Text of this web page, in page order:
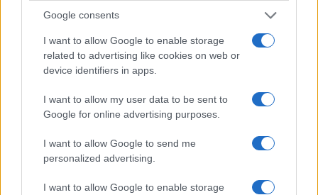
Google consents
I want to allow Google to enable storage
related to advertising like cookies on web or
device identifiers in apps.
I want to allow my user data to be sent to
Google for online advertising purposes.
I want to allow Google to send me
personalized advertising.
I want to allow Google to enable storage
Italia, invece, serve ad armare ulteriormente la
assunzioni. Il risultato è un sistema in cui chi
produce ricchezza viene schiacciato, mentre lo
spezzerà questa logica perversa, finché non si
rovescerà la gerarchia tra cittadino e Stato, l’Italia
resterà ciò che è:un inferno fiscale e